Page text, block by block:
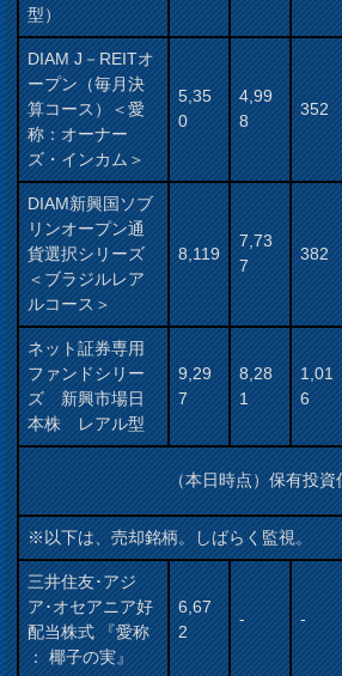
型）
DIAM J－REITオ
ープン（毎月決
算コース）＜愛
称：オーナー
ズ・インカム＞
5,35
0
4,99
8
352
DIAM新興国ソブ
リンオープン通
貨選択シリーズ
＜ブラジルレア
ルコース＞
8,119
7,73
7
382
ネット証券専用
ファンドシリー
ズ 新興市場日
本株 レアル型
9,29
7
8,28
1
1,01
6
（本日時点）保有投
※以下は、売却銘柄。しばらく監視。
三井住友･アジ
ア･オセアニア好
配当株式 『愛称
： 椰子の実』
6,67
2
- -